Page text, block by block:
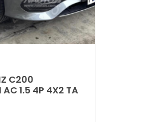
C200
AC 1.5 4P 4X2 TA